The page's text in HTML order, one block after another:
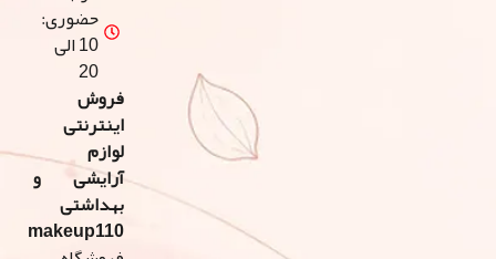
حضوری:
فروش
اینترنتی
آرایشی و
makeup110